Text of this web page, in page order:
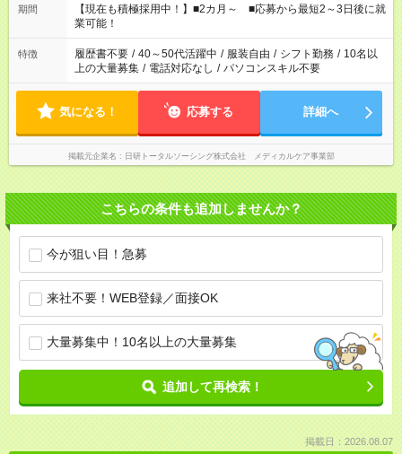
たくない」 など、ご希望を教えてくださいね。 ※Wワーク希望
の方へ 複数就業の場合は、合計40時間以内。
期間
【現在も積極採用中！】■2カ月～ ■応募から最短2～3日後に就
業可能！
特徴 履歴書不要 / 40～50代活躍中 / 服装自由 / シフト勤務 / 10名以
上の大量募集 / 電話対応なし / パソコンスキル不要
気になる！ 応募する 詳細へ
掲載元企業名 日研トータルソーシング株式会社 メディカルケア事業部
こちらの条件も追加しませんか？
今が狙い目！急募
来社不要！WEB登録／面接OK
大量募集中！10名以上の大量募集
追加して再検索！
掲載日：2026.08.07